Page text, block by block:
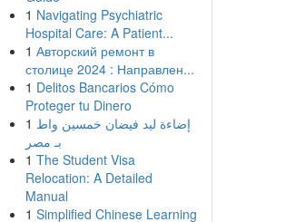
1 Navigating Psychiatric
Hospital Care: A Patient...
1 Авторский ремонт в
столице 2024 : Направлен...
1 Delitos Bancarios Cómo
Proteger tu Dinero
1 إضاءة ليد فيضان خمسين واط
بـ مصر
1 The Student Visa
Relocation: A Detailed
Manual
1 Simplified Chinese Learning